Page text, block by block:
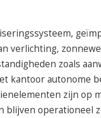
verlichting,
zoals
kantoor autonome
zijn op
blijven operationeel